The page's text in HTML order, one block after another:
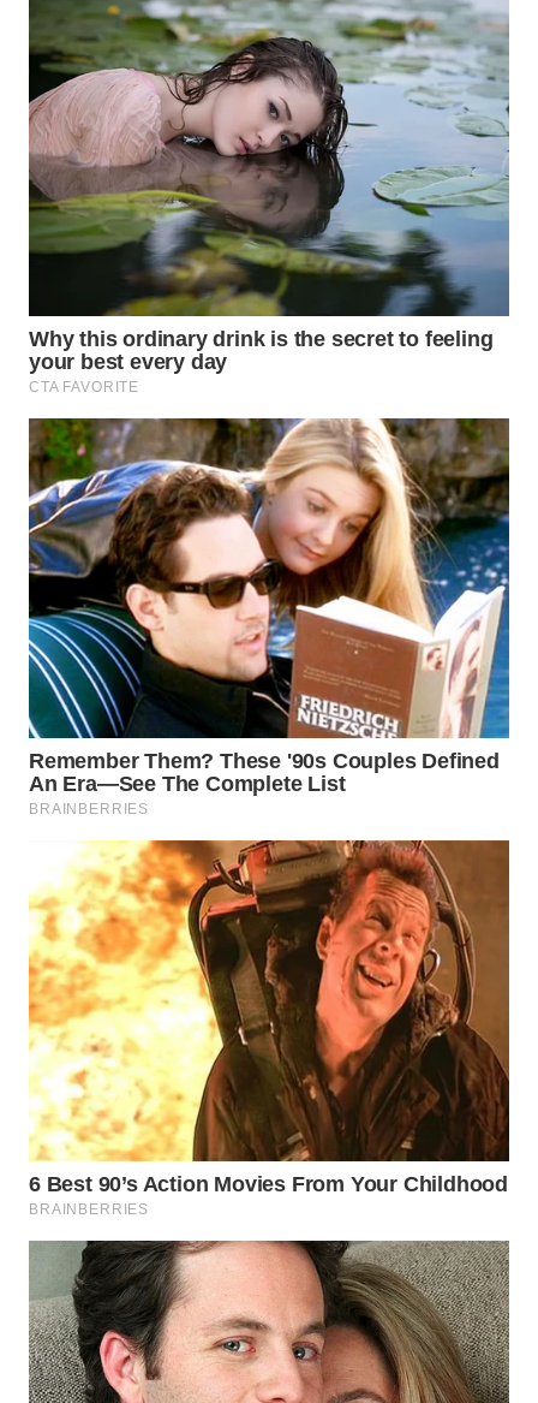
Network
KONSUMEN
LISTRIK
MASYARAKAT
KELISTRIKAN
MAWAKA
ID
MARTABAT
NET
PLN
WATCH
MKLI
LPKKI
LKKI
PORTAL
KONSUMEN
FORWAMKI
ALPERKLINAS
FORJASIDA
TAMBANG
NEWS
SITUNGIR
NEWS
SIDIKALANG
NEWS